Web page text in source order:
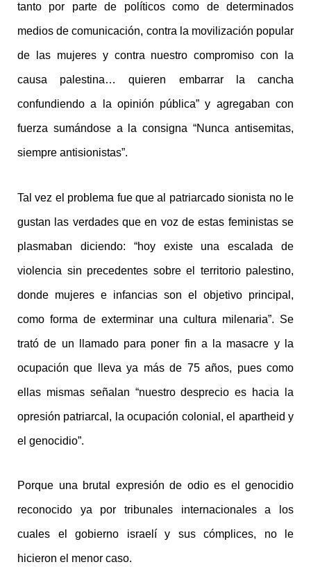
tanto por parte de políticos como de determinados
medios de comunicación, contra la movilización popular
de las mujeres y contra nuestro compromiso con la
causa palestina… quieren embarrar la cancha
confundiendo a la opinión pública” y agregaban con
fuerza sumándose a la consigna “Nunca antisemitas,
siempre antisionistas”.
Tal vez el problema fue que al patriarcado sionista no le
gustan las verdades que en voz de estas feministas se
plasmaban diciendo: “hoy existe una escalada de
violencia sin precedentes sobre el territorio palestino,
donde mujeres e infancias son el objetivo principal,
como forma de exterminar una cultura milenaria”. Se
trató de un llamado para poner fin a la masacre y la
ocupación que lleva ya más de 75 años, pues como
ellas mismas señalan “nuestro desprecio es hacia la
opresión patriarcal, la ocupación colonial, el apartheid y
el genocidio”.
Porque una brutal expresión de odio es el genocidio
reconocido ya por tribunales internacionales a los
cuales el gobierno israelí y sus cómplices, no le
hicieron el menor caso.